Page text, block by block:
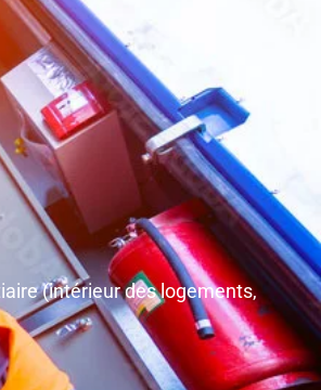
(intérieur des logements,